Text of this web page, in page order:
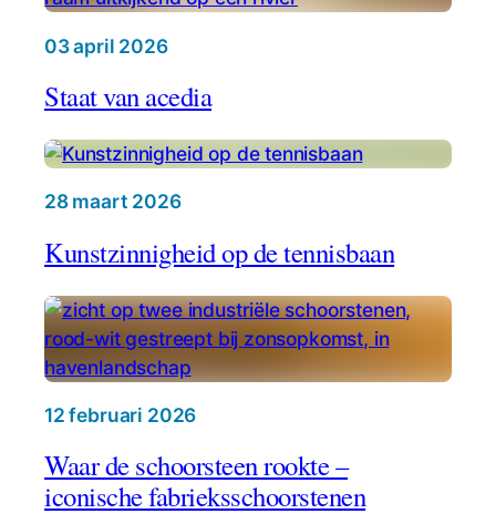
03 april 2026
Staat van acedia
28 maart 2026
Kunstzinnigheid op de tennisbaan
12 februari 2026
Waar de schoorsteen rookte –
iconische fabrieksschoorstenen